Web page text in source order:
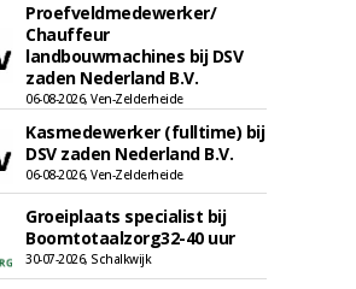
Proefveldmedewerker/
Chauffeur
landbouwmachines bij DSV
zaden Nederland B.V.
06-08-2026, Ven-Zelderheide
Kasmedewerker (fulltime) bij
DSV zaden Nederland B.V.
06-08-2026, Ven-Zelderheide
Groeiplaats specialist bij
Boomtotaalzorg32-40 uur
30-07-2026, Schalkwijk